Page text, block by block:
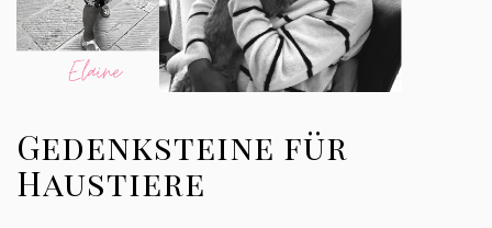
Gedenksteine für
Haustiere